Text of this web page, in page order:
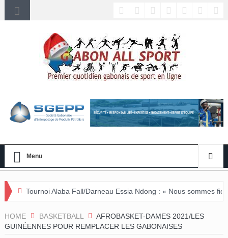
Menu
Fall/Darneau Essia Ndong : « Nous sommes fiers du parcours de
HOME BASKETBALL
AFROBASKET-DAMES 2021/LES
GUINÉENNES POUR REMPLACER LES GABONAISES